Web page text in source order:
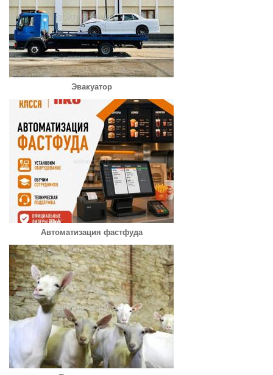
Эвакуатор
Автоматизация фастфуда